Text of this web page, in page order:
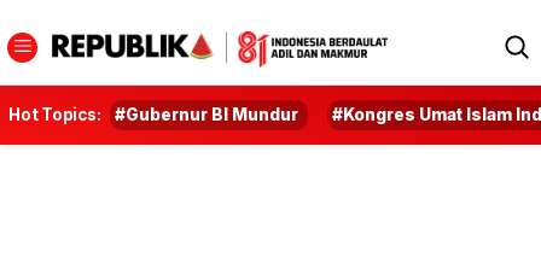
Hot Topics: #Gubernur BI Mundur #Kongres Umat Islam